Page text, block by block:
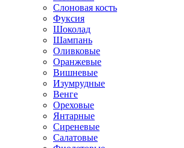
Слоновая кость
Фуксия
Шоколад
Шампань
Оливковые
Оранжевые
Вишневые
Изумрудные
Венге
Ореховые
Янтарные
Сиреневые
Салатовые